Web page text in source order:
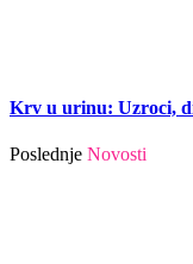
Krv u urinu: Uzroci,
Poslednje Novosti